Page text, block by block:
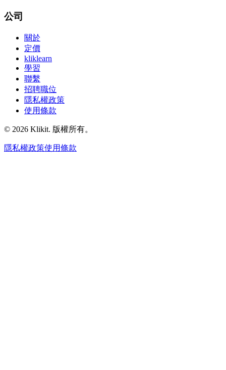
公司
關於
定價
kliklearn
學習
聯繫
招聘職位
隱私權政策
使用條款
© 2026 Klikit. 版權所有。
隱私權政策使用條款